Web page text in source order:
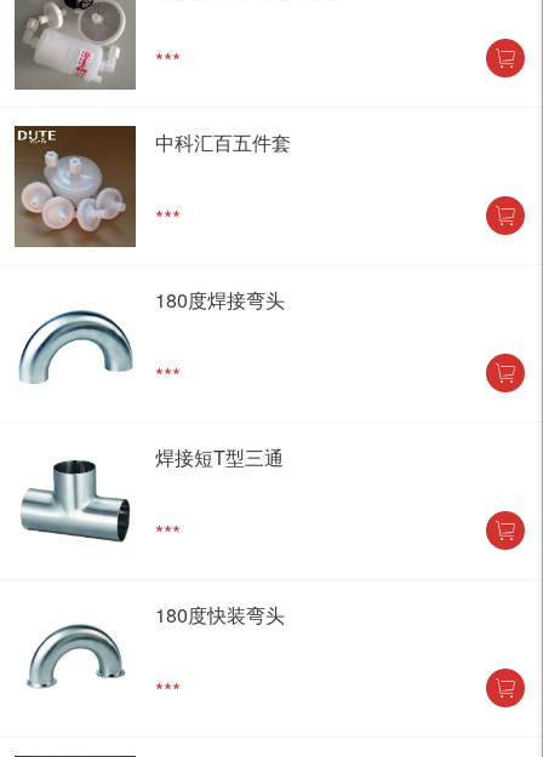
***
中科汇百五件套
***
180度焊接弯头
***
焊接短T型三通
***
180度快装弯头
***